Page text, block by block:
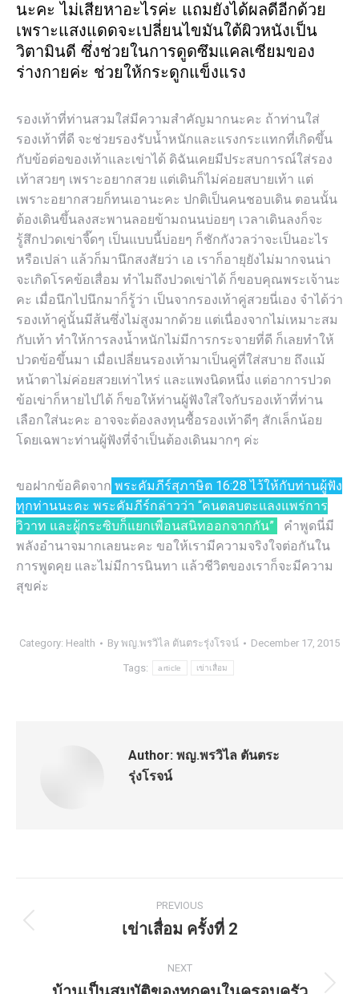
นะคะ ไม่เสียหาอะไรค่ะ แถมยังได้ผลดีอีกด้วย
เพราะแสงแดดจะเปลี่ยนไขมันใต้ผิวหนังเป็น
วิตามินดี ซึ่งช่วยในการดูดซึมแคลเซียมของ
ร่างกายค่ะ ช่วยให้กระดูกแข็งแรง
รองเท้าที่ท่านสวมใส่มีความสำคัญมากนะคะ ถ้าท่านใส่
รองเท้าที่ดี จะช่วยรองรับน้ำหนักและแรงกระแทกที่เกิดขึ้น
กับข้อต่อของเท้าและเข่าได้ ดิฉันเคยมีประสบการณ์ใส่รอง
เท้าสวยๆ เพราะอยากสวย แต่เดินก็ไม่ค่อยสบายเท้า แต่
เพราะอยากสวยก็ทนเอานะคะ ปกติเป็นคนชอบเดิน ตอนนั้น
ต้องเดินขึ้นลงสะพานลอยข้ามถนนบ่อยๆ เวลาเดินลงก็จะ
รู้สึกปวดเข่าจี๊ดๆ เป็นแบบนี้บ่อยๆ ก็ชักกังวลว่าจะเป็นอะไร
หรือเปล่า แล้วก็มานึกสงสัยว่า เอ เราก็อายุยังไม่มากจนน่า
จะเกิดโรคข้อเสื่อม ทำไมถึงปวดเข่าได้ ก็ขอบคุณพระเจ้านะ
คะ เมื่อนึกไปนึกมาก็รู้ว่า เป็นจากรองเท้าคู่สวยนี่เอง จำได้ว่า
รองเท้าคู่นั้นมีส้นซึ่งไม่สูงมากด้วย แต่เนื่องจากไม่เหมาะสม
กับเท้า ทำให้การลงน้ำหนักไม่มีการกระจายที่ดี ก็เลยทำให้
ปวดข้อขึ้นมา เมื่อเปลี่ยนรองเท้ามาเป็นคู่ที่ใส่สบาย ถึงแม้
หน้าตาไม่ค่อยสวยเท่าไหร่ และแพงนิดหนึ่ง แต่อาการปวด
ข้อเข่าก็หายไปได้ ก็ขอให้ท่านผู้ฟังใส่ใจกับรองเท้าที่ท่าน
เลือกใส่นะคะ อาจจะต้องลงทุนซื้อรองเท้าดีๆ สักเล็กน้อย
โดยเฉพาะท่านผู้ฟังที่จำเป็นต้องเดินมากๆ ค่ะ
ขอฝากข้อคิดจาก พระคัมภีร์สุภาษิต 16:28 ไว้ให้กับท่านผู้ฟัง
ทุกท่านนะคะ พระคัมภีร์กล่าวว่า “คนตลบตะแลงแพร่การ
วิวาท และผู้กระซิบก็แยกเพื่อนสนิทออกจากกัน”
คำพูดนี่มี
พลังอำนาจมากเลยนะคะ ขอให้เรามีความจริงใจต่อกันใน
การพูดคุย และไม่มีการนินทา แล้วชีวิตของเราก็จะมีความ
สุขค่ะ
Category: Health By พญ.พรวิไล ตันตระรุ่งโรจน์ December 17, 2015
Tags: article เข่าเสื่อม
Author: พญ.พรวิไล ตันตระ
รุ่งโรจน์
navigation
PREVIOUS
Previous
เข่าเสื่อม ครั้งที่ 2
NEXT